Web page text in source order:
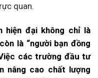
quan.
hiện đại không chỉ là
là “người bạn đồng
các trường đầu tư
nâng cao chất lượng